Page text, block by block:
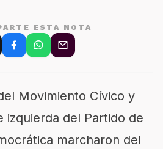
ESTA NOTA
Movimiento Cívico y
izquierda del Partido de
marcharon del